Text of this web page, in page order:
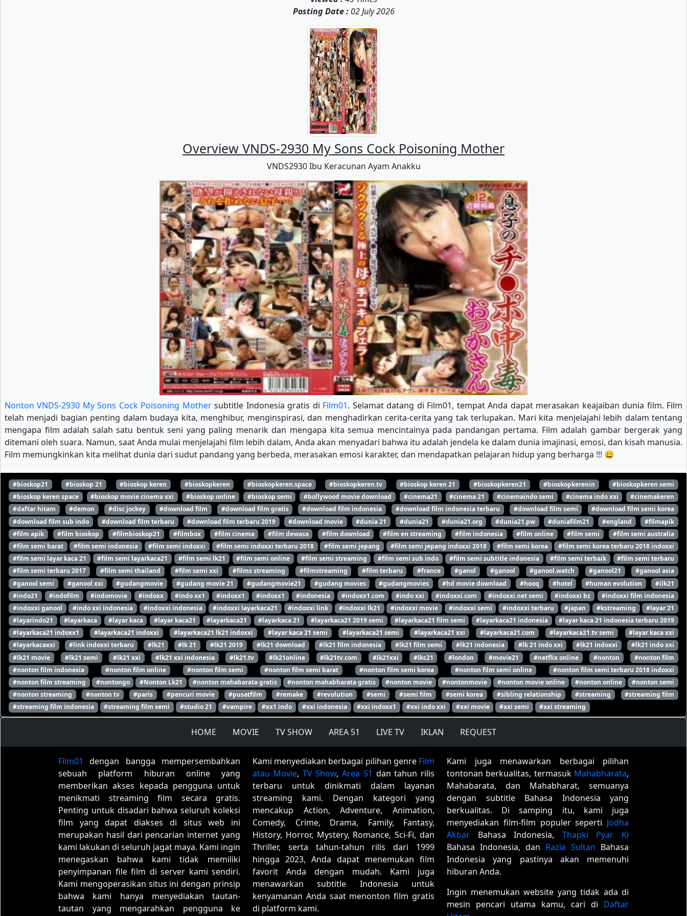
Posting Date :02 July 2026
Overview VNDS-2930 My Sons Cock Poisoning Mother
VNDS2930 Ibu Keracunan Ayam Anakku
Nonton VNDS-2930 My Sons Cock Poisoning Mothersubtitle Indonesia gratis di Film01. Selamat datang di Film01, tempat Anda dapat merasakan keajaiban dunia film. Film
telah menjadi bagian penting dalam budaya kita, menghibur, menginspirasi, dan menghadirkan cerita-cerita yang tak terlupakan. Mari kita menjelajahi lebih dalam tentang
mengapa film adalah salah satu bentuk seni yang paling menarik dan mengapa kita semua mencintainya pada pandangan pertama. Film adalah gambar bergerak yang
ditemani oleh suara. Namun, saat Anda mulai menjelajahi film lebih dalam, Anda akan menyadari bahwa itu adalah jendela ke dalam dunia imajinasi, emosi, dan kisah manusia.
Film memungkinkan kita melihat dunia dari sudut pandang yang berbeda, merasakan emosi karakter, dan mendapatkan pelajaran hidup yang berharga !!! 😀
#bioskop21 #bioskop 21 #bioskop keren #bioskopkeren #bioskopkeren.space #bioskopkeren.tv #bioskop keren 21 #bioskopkeren21 #bioskopkerenin
#bioskopkeren semi
#bioskop keren space
#bioskop movie cinema xxi #bioskop online #bioskop semi #bollywood movie download #cinema21 #cinema 21 #cinemaindo semi #cinema indo xxi
#cinemakeren
#daftar hitam
#demon #disc jockey #download film #download film gratis #download film indonesia #download film indonesia terbaru #download film semi
#download film semi korea
#download film sub indo
#download film terbaru #download film terbaru 2019 #download movie #dunia 21 #dunia21 #dunia21.org #dunia21.pw #duniafilm21 #england
#filmapik
#film apik
#film bioskop #filmbioskop21 #filmbox #film cinema #film dewasa #film download #film en streaming #film indonesia #film online #film semi
#film semi australia
#film semi barat
#film semi indonesia #film semi indoxxi #film semi indoxxi terbaru 2018 #film semi jepang #film semi jepang indoxxi 2018 #film semi korea
#film semi korea terbaru 2018 indoxxi
#film semi layar kaca 21
#film semi layarkaca21 #film semi lk21 #film semi online #film semi streaming #film semi sub indo #film semi subtitle indonesia #film semi terbaik
#film semi terbaru
#film semi terbaru 2017
#film semi thailand #film semi xxi #films streaming #filmstreaming #film terbaru #france #ganol #ganool #ganool.watch #ganool21
#ganool asia
#ganool semi
#ganool xxi #gudangmovie #gudang movie 21 #gudangmovie21 #gudang movies #gudangmovies #hd movie download #hooq #hotel #human evolution
#ilk21
#indo21
#indofilm #indomovie #indoxx #indo xx1 #indoxx1 #indoxx1 #indonesia #indoxx1.com #indo xxi #indoxxi.com #indoxxi.net semi #indoxxi bz
#indoxxi film indonesia
#indoxxi ganool
#indo xxi indonesia #indoxxi indonesia #indoxxi layarkaca21 #indoxxi link #indoxxi lk21 #indoxxi movie #indoxxi semi #indoxxi terbaru #japan #kstreaming
#layar 21
#layarindo21
#layarkaca #layar kaca #layar kaca21 #layarkaca21 #layarkaca 21 #layarkaca21 2019 semi #layarkaca21 film semi #layarkaca21 indonesia
#layar kaca 21 indonesia terbaru 2019
#layarkaca21 indoxx1
#layarkaca21 indoxxi #layarkaca21 lk21 indoxxi #layar kaca 21 semi #layarkaca21 semi #layarkaca21 xxi #layarkaca21.com #layarkaca21.tv semi
#layar kaca xxi
#layarkacaxxi
#link indoxxi terbaru #lk21 #lk 21 #lk21 2019 #lk21 download #lk21 film indonesia #lk21 film semi #lk21 indonesia #lk 21 indo xxi #lk21 indoxxi
#lk21 indo xxi
#lk21 movie
#lk21 semi #lk21 xxi #lk21 xxi indonesia #lk21.tv #lk21online #lk21tv.com #lk21xxi #lkc21 #london #movie21 #netflix online #nonton
#nonton film
#nonton film indonesia
#nonton film online #nonton film semi #nonton film semi barat #nonton film semi korea #nonton film semi online
#nonton film semi terbaru 2018 indoxxi
#nonton film streaming
#nontongo #Nonton Lk21 #nonton mahabarata gratis #nonton mahabharata gratis #nonton movie #nontonmovie #nonton movie online #nonton online
#nonton semi
#nonton streaming
#nonton tv #paris #pencuri movie #pusatfilm #remake #revolution #semi #semi film #semi korea #sibling relationship #streaming
#streaming film
#streaming film indonesia
#streaming film semi #studio 21 #vampire #xx1 indo #xxi indonesia #xxi indoxx1 #xxi indo xxi #xxi movie #xxi semi #xxi streaming
HOME MOVIE TV SHOW AREA 51 LIVE TV IKLAN REQUEST
Film01
dengan bangga mempersembahkan
sebuah platform hiburan online yang
memberikan akses kepada pengguna untuk
menikmati streaming film secara gratis.
Penting untuk disadari bahwa seluruh koleksi
film yang dapat diakses di situs web ini
merupakan hasil dari pencarian internet yang
kami lakukan di seluruh jagat maya. Kami ingin
menegaskan bahwa kami tidak memiliki
penyimpanan file film di server kami sendiri.
Kami mengoperasikan situs ini dengan prinsip
bahwa kami hanya menyediakan tautan-
tautan yang mengarahkan pengguna ke
Kami menyediakan berbagai pilihan genre Film
atau Movie, TV Show, Area 51 dan tahun rilis
terbaru untuk dinikmati dalam layanan
streaming kami. Dengan kategori yang
mencakup Action, Adventure, Animation,
Comedy, Crime, Drama, Family, Fantasy,
History, Horror, Mystery, Romance, Sci-Fi, dan
Thriller, serta tahun-tahun rilis dari 1999
hingga 2023, Anda dapat menemukan film
favorit Anda dengan mudah. Kami juga
menawarkan subtitle Indonesia untuk
kenyamanan Anda saat menonton film gratis
di platform kami.
Kami juga menawarkan berbagai pilihan
tontonan berkualitas, termasuk Mahabharata,
Mahabarata, dan Mahabharat, semuanya
dengan subtitle Bahasa Indonesia yang
berkualitas. Di samping itu, kami juga
menyediakan film-film populer seperti Jodha
Akbar Bahasa Indonesia, Thapki Pyar Ki
Bahasa Indonesia, dan Razia Sultan Bahasa
Indonesia yang pastinya akan memenuhi
hiburan Anda.
Ingin menemukan website yang tidak ada di
mesin pencari utama kamu, cari di Daftar